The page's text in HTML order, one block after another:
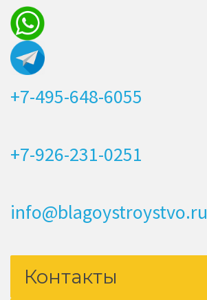
+7-495-648-6055
+7-926-231-0251
info@blagoystroystvo.ru
Контакты